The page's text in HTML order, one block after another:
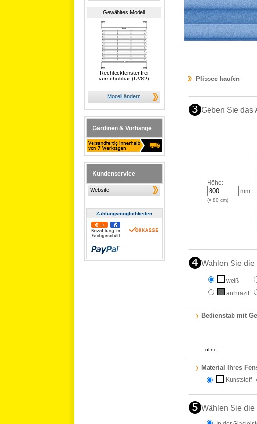
Gewähltes Modell
Rechteckfenster frei
verschiebbar (UVS2)
Modell ändern
Gardinen & Vorhänge
Kundenservice
Website
Zahlungs­möglichkeiten
Plissee kaufen
Geben Sie das
Höhe:
mm
(= 80 cm)
Wählen Sie die
weiß
anthrazit
Bedienstab mit
Material Ihres
Kunststoff
Wählen Sie die